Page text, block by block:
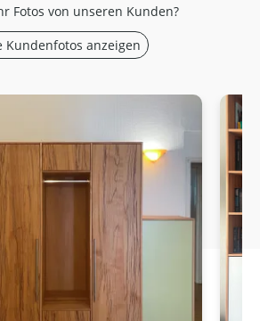
Fotos von unseren Kunden?
Kundenfotos anzeigen